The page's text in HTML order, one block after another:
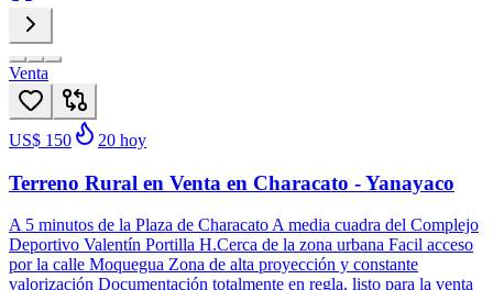
Venta
US$ 150 20 hoy
Terreno Rural en Venta en Characato - Yanayaco
A 5 minutos de la Plaza de Characato A media cuadra del Complejo
Deportivo Valentín Portilla H.Cerca de la zona urbana Facil acceso
por la calle Moquegua Zona de alta proyección y constante
valorización Documentación totalmente en regla, listo para la venta